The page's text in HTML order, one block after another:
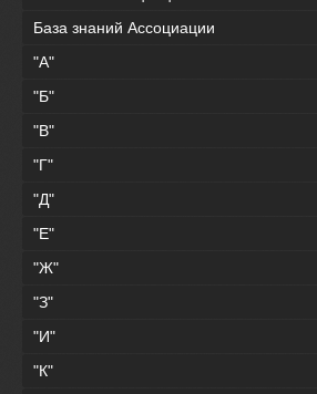
База знаний Ассоциации
"А"
"Б"
"В"
"Г"
"Д"
"Е"
"Ж"
"З"
"И"
"К"